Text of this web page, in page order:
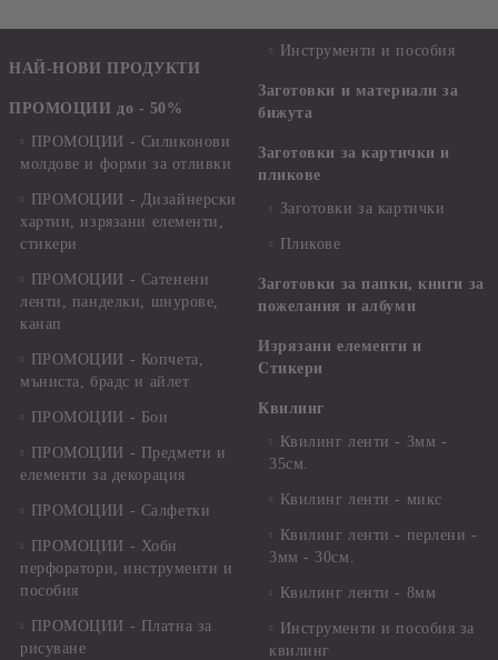
НАЙ-НОВИ ПРОДУКТИ
ПРОМОЦИИ до - 50%
ПРОМОЦИИ - Силиконови
молдове и форми за отливки
ПРОМОЦИИ - Дизайнерски
хартии, изрязани елементи,
стикери
ПРОМОЦИИ - Сатенени
ленти, панделки, шнурове,
канап
ПРОМОЦИИ - Копчета,
мъниста, брадс и айлет
ПРОМОЦИИ - Бои
ПРОМОЦИИ - Предмети и
елементи за декорация
ПРОМОЦИИ - Салфетки
ПРОМОЦИИ - Хоби
перфоратори, инструменти и
пособия
ПРОМОЦИИ - Платна за
рисуване
Инструменти и пособия
Заготовки и материали за
бижута
Заготовки за картички и
пликове
Заготовки за картички
Пликове
Заготовки за папки, книги за
пожелания и албуми
Изрязани елементи и
Стикери
Квилинг
Квилинг ленти - 3мм -
35см.
Квилинг ленти - микс
Квилинг ленти - перлени -
3мм - 30см.
Квилинг ленти - 8мм
Инструменти и пособия за
квилинг